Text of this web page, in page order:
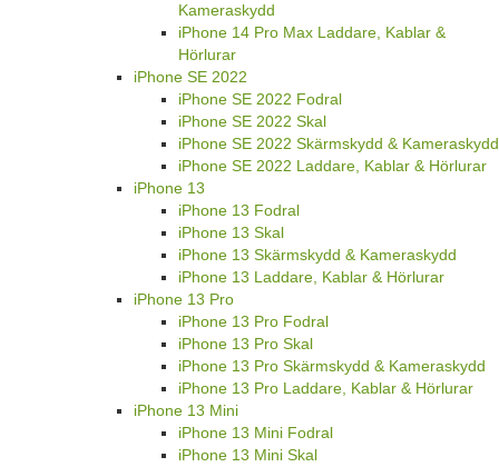
Kameraskydd
iPhone 14 Pro Max Laddare, Kablar &
Hörlurar
iPhone SE 2022
iPhone SE 2022 Fodral
iPhone SE 2022 Skal
iPhone SE 2022 Skärmskydd & Kameraskydd
iPhone SE 2022 Laddare, Kablar & Hörlurar
iPhone 13
iPhone 13 Fodral
iPhone 13 Skal
iPhone 13 Skärmskydd & Kameraskydd
iPhone 13 Laddare, Kablar & Hörlurar
iPhone 13 Pro
iPhone 13 Pro Fodral
iPhone 13 Pro Skal
iPhone 13 Pro Skärmskydd & Kameraskydd
iPhone 13 Pro Laddare, Kablar & Hörlurar
iPhone 13 Mini
iPhone 13 Mini Fodral
iPhone 13 Mini Skal